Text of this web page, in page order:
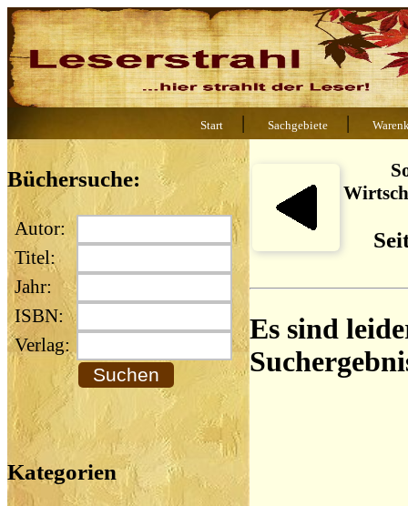
Start | Sachgebiete |
Büchersuche:
Autor:
Titel:
Jahr:
ISBN:
Verlag:
Kategorien
Es sind